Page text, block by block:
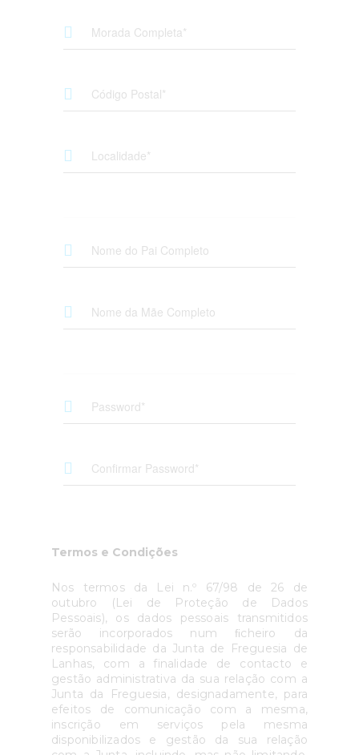
Termos e Condições
Nos termos da Lei n.º 67/98 de 26 de
outubro (Lei de Proteção de Dados
Pessoais), os dados pessoais transmitidos
serão incorporados num ﬁcheiro da
responsabilidade da Junta de Freguesia de
Lanhas, com a finalidade de contacto e
gestão administrativa da sua relação com a
Junta da Freguesia, designadamente, para
efeitos de comunicação com a mesma,
inscrição em serviços pela mesma
disponibilizados e gestão da sua relação